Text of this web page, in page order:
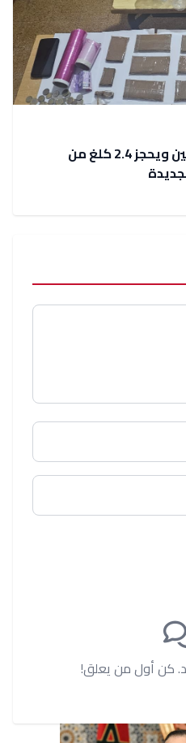
درك أولاد فرج يوقف شخصين ويحجز 2.4 كلغ من
كن أول من يعلق!